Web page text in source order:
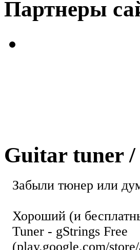
Партнеры
Guitar tuner
Забыли тюнер или
Хороший (и
Tuner - gStrings Free
(play.google.com/